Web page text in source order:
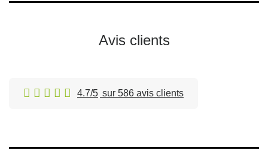
Avis clients
4.7/5 sur 586 avis clients